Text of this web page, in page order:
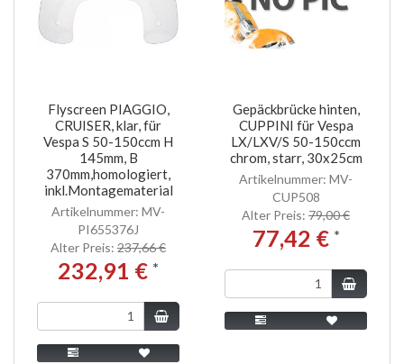
Flyscreen PIAGGIO,
CRUISER, klar, für
Vespa S 50-150ccm H
145mm, B
370mm,homologiert,
inkl.Montagematerial
Artikelnummer: MV-
PI655376J
Alter Preis: 237,66 €
232,91 € *
Gepäckbrücke hinten,
CUPPINI für Vespa
LX/LXV/S 50-150ccm
chrom, starr, 30x25cm
Artikelnummer: MV-
CUP508
Alter Preis: 79,00 €
77,42 € *